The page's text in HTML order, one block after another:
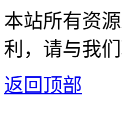
本站所有资
利，请与我
返回顶部